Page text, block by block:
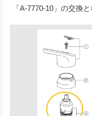
「A-7770-10」の交換と